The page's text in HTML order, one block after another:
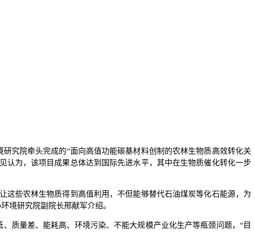
院牵头完成的“面向高值功能碳基材料创制的农林生物质高效转化关
为，该项目成果总体达到国际先进水平，其中在生物质催化转化一步
些农林生物质得到高值利用，不但能够替代石油煤炭等化石能源，为
境研究院副院长邢献军介绍。
量差、能耗高、环境污染、不能大规模产业化生产等瓶颈问题，“目